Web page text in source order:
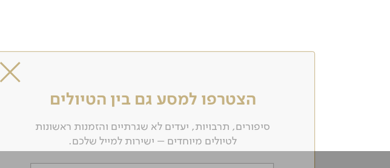
הצטרפו למסע גם בין הטיולים
סיפורים, תרבויות, יעדים לא שגרתיים והזמנות ראשונות
לטיולים מיוחדים – ישירות למייל שלכם.